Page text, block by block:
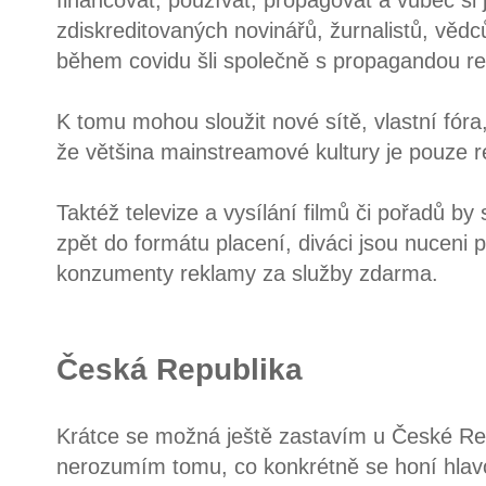
zdiskreditovaných novinářů, žurnalistů,
během covidu šli společně s propagandou
K tomu mohou sloužit nové sítě, vlastní
že většina mainstreamové kultury je pouze
Taktéž televize a vysílání filmů či pořadů by
zpět do formátu placení, diváci jsou nuceni
konzumenty reklamy za služby zdarma.
Česká Republika
Krátce se možná ještě zastavím u České
nerozumím tomu, co konkrétně se honí